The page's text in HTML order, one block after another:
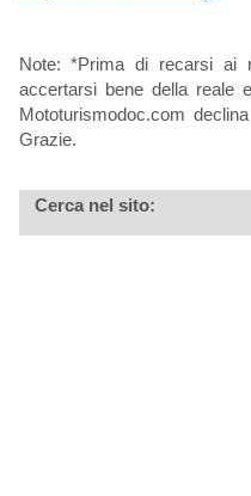
Note: *Prima di recarsi ai
accertarsi bene della reale
Mototurismodoc.com
Grazie.
Cerca nel sito: